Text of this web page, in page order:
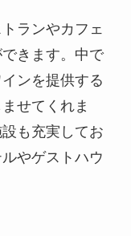
ランやカフェ
きます。中で
ンを提供する
せてくれま
も充実してお
やゲストハウ